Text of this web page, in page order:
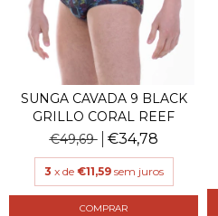
SUNGA CAVADA 9 BLACK
GRILLO CORAL REEF
€49,69
€34,78
3 x de €11,59 sem juros
COMPRAR